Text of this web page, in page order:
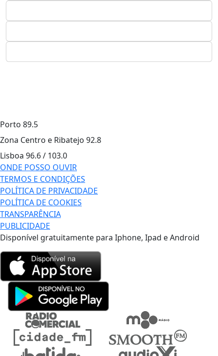
Porto 89.5
Zona Centro e Ribatejo 92.8
Lisboa 96.6 / 103.0
ONDE POSSO OUVIR
TERMOS E CONDIÇÕES
POLÍTICA DE PRIVACIDADE
POLÍTICA DE COOKIES
TRANSPARÊNCIA
PUBLICIDADE
Disponível gratuitamente para Iphone, Ipad e Android